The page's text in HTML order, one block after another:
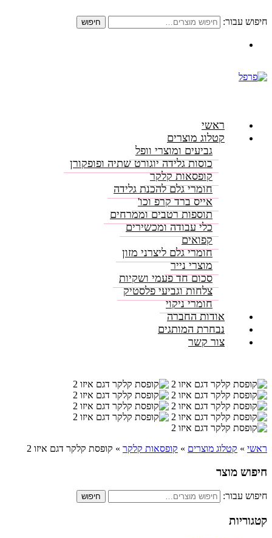
חיפוש עבור: חיפוש
ראשי
קטלוג מוצרים
גביעים ומוצרי וופל
כוסות גלידה יוגורט שתיה ופופקורן
קופסאות קלקר
חומרי גלם להכנת גלידה
אייס ברד קרפ וכו'
תוספות רטבים וממרחים
כלי עבודה ומכשירים
קפואים
חומרי גלם ליצרני מזון
מוצרי נייר
סכום חד פעמי ושקיות
צלחות וגביעי פלסטיק
חומרי ניקוי
אודות החברה
נבחרת המותגים
צור קשר
ראשי » קטלוג מוצרים » קופסאות קלקר » קופסת קלקר דגם איזו 2
חיפוש מוצר
חיפוש עבור: חיפוש
קטגוריות